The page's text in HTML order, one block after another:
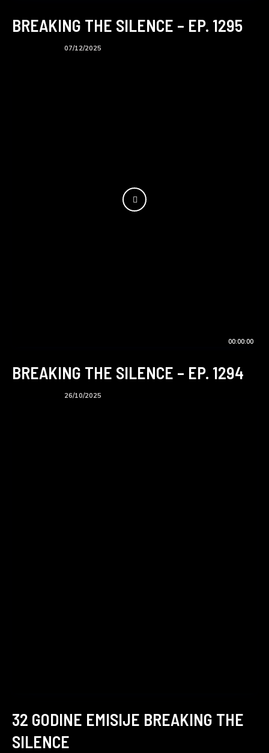
BREAKING THE SILENCE – EP. 1295
07/12/2025
00:00:00
BREAKING THE SILENCE – EP. 1294
26/10/2025
32 GODINE EMISIJE BREAKING THE
SILENCE